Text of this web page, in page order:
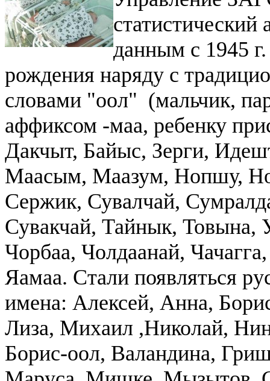
данным с 1945
рождения наряду с
словами "оол" (мальчик,
аффиксом -маа, ребенку
Дакчыт, Байыс, Зерги,
Маасым, Маазум, Нопшу,
Сержик, Сувалчай,
Сувакчай, Тайнык, Товына,
Чорбаа, Чолдаанай,
Яамаа. Стали появляться
имена: Алексей, Анна,
Лиза, Михаил ,Николай,
Борис-оол, Валандина,